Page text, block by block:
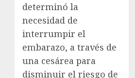
determinó la
necesidad de
interrumpir el
embarazo, a través de
una cesárea para
disminuir el riesgo de